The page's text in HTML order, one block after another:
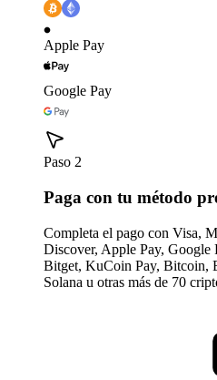
Apple Pay
Google Pay
Paso 2
Paga con tu método
Completa el pago con Visa,
Discover, Apple Pay, Google
Bitget, KuCoin Pay, Bitcoin,
Solana u otras más de 70